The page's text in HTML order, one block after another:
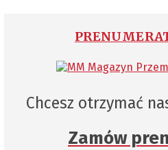
Chcesz otrzymać
Zamów